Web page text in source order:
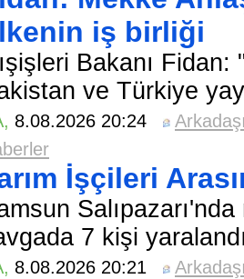
iş birliği
Bakanı
ve Türkiye
, 8.08.2026 20:24
İşçileri
7 kişi
, 8.08.2026 20:21